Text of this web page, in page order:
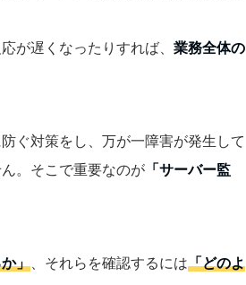
が遅くなったりすれば、 業務全体の
ぐ対策をし、万が一障害が発生して
。そこで重要なのが 「サーバー監
」 、それらを確認するには「どのよ